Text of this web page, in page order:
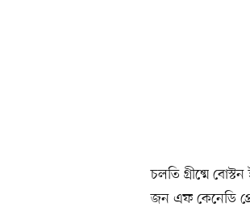
চলতি গ্রীষ্মে
জন এফ কেনেডি